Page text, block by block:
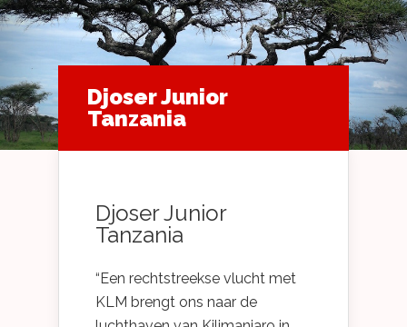
Djoser Junior
Tanzania
Djoser Junior
Tanzania
“Een rechtstreekse vlucht met
KLM brengt ons naar de